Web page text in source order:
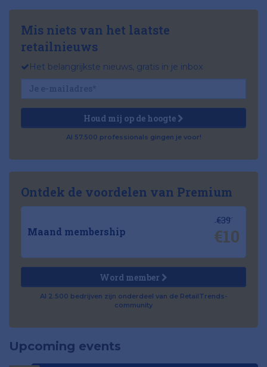
Mis niets van het laatste
retailnieuws
Het belangrijkste nieuws, gratis in je inbox
Houd mij op de hoogte
Al 57.500 professionals gingen je voor!
Ontdek de voordelen van Premium
Maand membership
€39
€10
Word member
Al 2.500 bedrijven zijn onderdeel van de RetailTrends-
community
Upcoming events